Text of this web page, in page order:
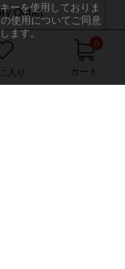
Outlet
入り
0
カート
ーを使用しておりま
使用についてご同意
ます。